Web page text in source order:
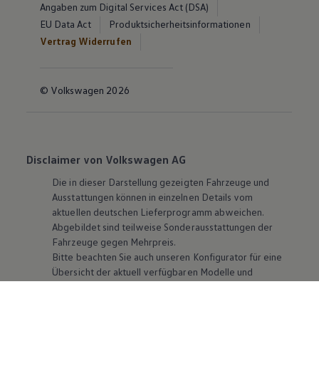
Angaben zum Digital Services Act (DSA)
EU Data Act
Produktsicherheitsinformationen
Vertrag Widerrufen
© Volkswagen 2026
Disclaimer von Volkswagen AG
Die in dieser Darstellung gezeigten Fahrzeuge und
Ausstattungen können in einzelnen Details vom
aktuellen deutschen Lieferprogramm abweichen.
Abgebildet sind teilweise Sonderausstattungen der
Fahrzeuge gegen Mehrpreis.
Bitte beachten Sie auch unseren Konfigurator für eine
Übersicht der aktuell verfügbaren Modelle und